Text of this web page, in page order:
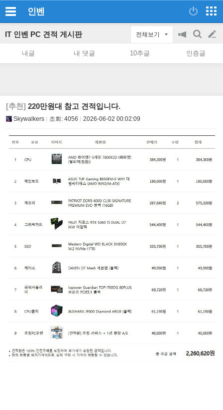
인벤
IT 인벤 PC 견적 게시판 전체보기
공
on/off
검
색
글
쓰
내글 내 댓글 10추글 인증글
[추천] 220만원대 참고 견적입니다.
Skywalkers 조회: 4056 2026-06-02 00:02:09